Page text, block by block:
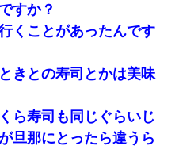
すか？
くことがあったんです
きとの寿司とかは美味
ら寿司も同じぐらいじ
旦那にとったら違うら